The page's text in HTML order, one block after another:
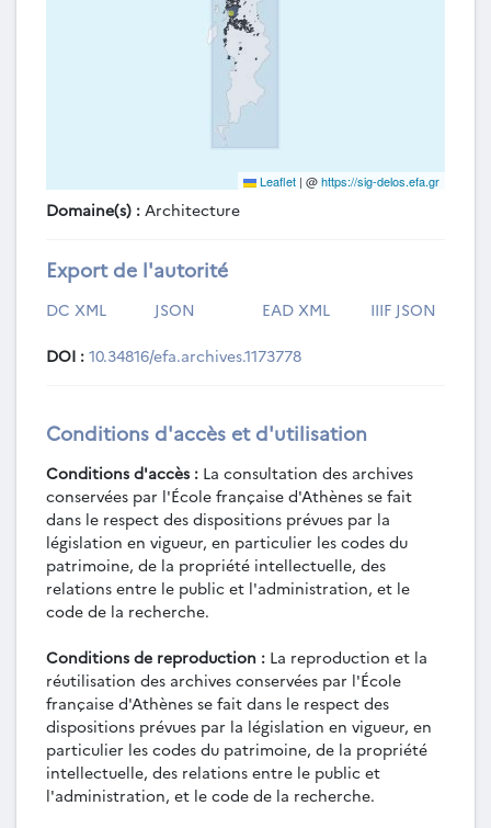
Leaflet | @https://sig-delos.efa.gr
Domaine(s) : Architecture
Export de l'autorité
DC XML JSON EAD XML IIIF JSON
DOI : 10.34816/efa.archives.1173778
Conditions d'accès et d'utilisation
Conditions d'accès : La consultation des archives
conservées par l'École française d'Athènes se fait
dans le respect des dispositions prévues par la
législation en vigueur, en particulier les codes du
patrimoine, de la propriété intellectuelle, des
relations entre le public et l'administration, et le
code de la recherche.
Conditions de reproduction : La reproduction et la
réutilisation des archives conservées par l'École
française d'Athènes se fait dans le respect des
dispositions prévues par la législation en vigueur, en
particulier les codes du patrimoine, de la propriété
intellectuelle, des relations entre le public et
l'administration, et le code de la recherche.